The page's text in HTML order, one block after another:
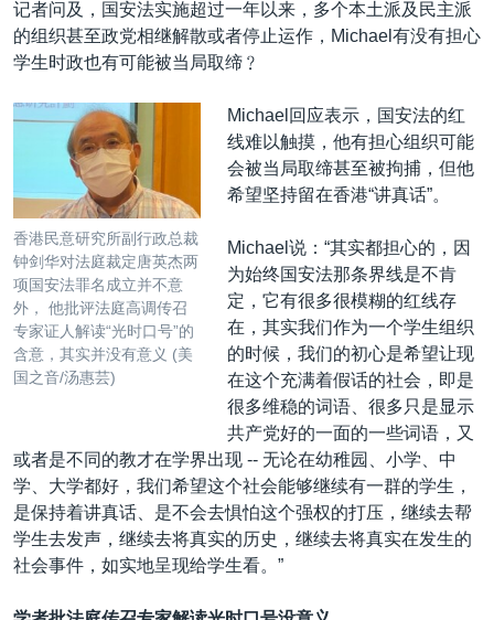
记者问及，国安法实施超过一年以来，多个本土派及民主派
的组织甚至政党相继解散或者停止运作，Michael有没有担心
学生时政也有可能被当局取缔﹖
香港民意研究所副行政总裁
钟剑华对法庭裁定唐英杰两
项国安法罪名成立并不意
外， 他批评法庭高调传召
专家证人解读“光时口号”的
含意，其实并没有意义 (美
国之音/汤惠芸)
Michael回应表示，国安法的红
线难以触摸，他有担心组织可能
会被当局取缔甚至被拘捕，但他
希望坚持留在香港“讲真话”。
Michael说：“其实都担心的，因
为始终国安法那条界线是不肯
定，它有很多很模糊的红线存
在，其实我们作为一个学生组织
的时候，我们的初心是希望让现
在这个充满着假话的社会，即是
很多维稳的词语、很多只是显示
共产党好的一面的一些词语，又
或者是不同的教才在学界出现 -- 无论在幼稚园、小学、中
学、大学都好，我们希望这个社会能够继续有一群的学生，
是保持着讲真话、是不会去惧怕这个强权的打压，继续去帮
学生去发声，继续去将真实的历史，继续去将真实在发生的
社会事件，如实地呈现给学生看。”